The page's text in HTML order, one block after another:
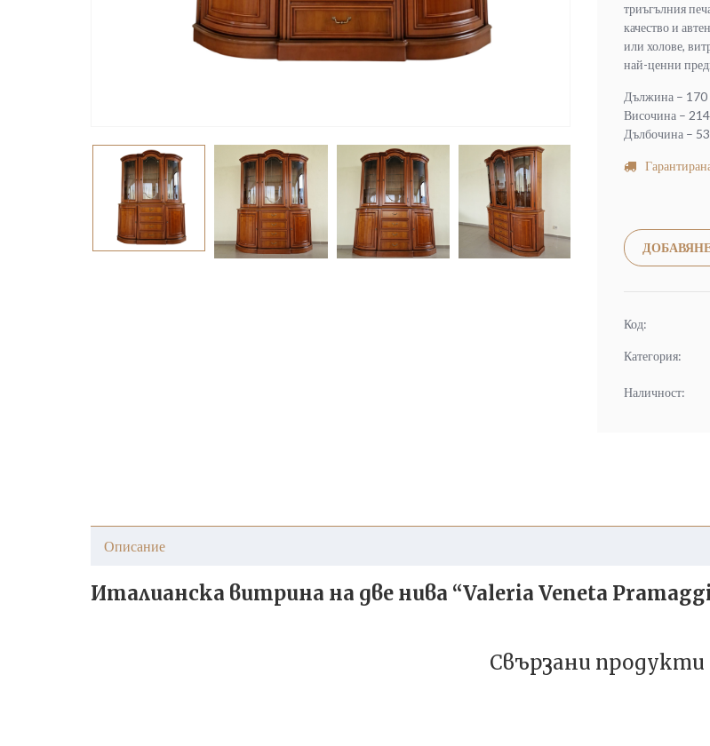
триъгълния
качество и
или холове,
най-ценни
Дължина – 170
Височина –
Дълбочина –
Код:
Категория:
Наличност:
Описание
Италианска витрина на две нива “Valeria Veneta
Свързани продукти